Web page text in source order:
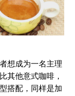
想成为一名主理
其他意式咖啡，
搭配，同样是加